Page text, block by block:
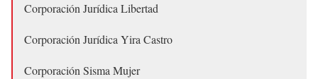
Corporación Jurídica Libertad
Corporación Jurídica Yira Castro
Corporación Sisma Mujer